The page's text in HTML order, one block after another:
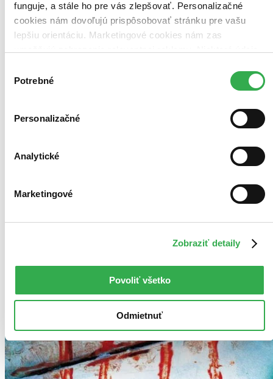
funguje, a stále ho pre vás zlepšovať. Personalizačné
cookies nám dovoľujú prispôsobovať stránku pre vašu
lepšiu orientáciu. Marketingové cookies nám zas
keby sme mohli používať všetky tieto cookies. Ďakujeme!
súhlasu
Potrebné
Personalizačné
Analytické
Marketingové
Zobraziť detaily
Povoliť všetko
Odmietnuť